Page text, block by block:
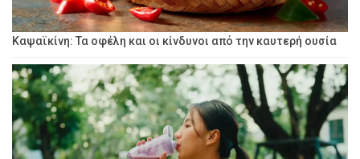
Καψαϊκίνη: Τα οφέλη και οι κίνδυνοι από την καυτερή ουσία